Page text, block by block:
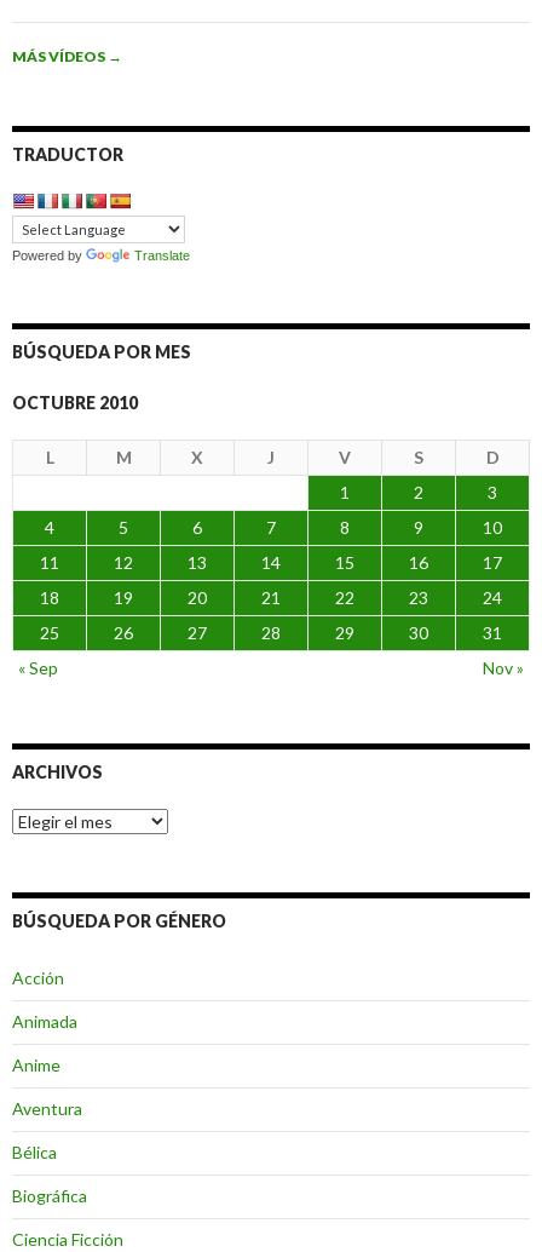
MÁS VÍDEOS →
TRADUCTOR
Powered by Translate
BÚSQUEDA POR MES
OCTUBRE 2010
L M X J V S
D
1
2
3
4
5 6 7 8 9
10
11
12 13 14 15 16
17
18
19 20 21 22 23
24
25
26 27 28 29 30
31
« Sep
Nov »
ARCHIVOS
Archivos
BÚSQUEDA POR GÉNERO
Acción
Animada
Anime
Aventura
Bélica
Biográfica
Ciencia Ficción